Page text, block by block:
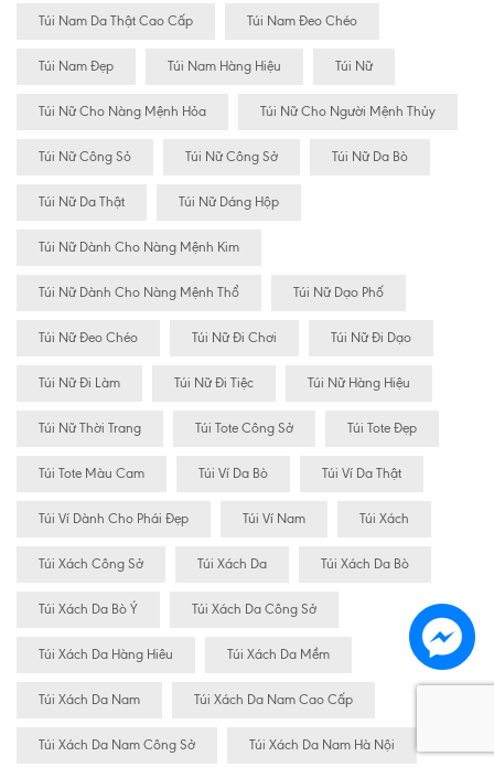
Túi Nam Da Thật Cao Cấp Túi Nam Đeo Chéo
Túi Nam Đẹp Túi Nam Hàng Hiệu Túi Nữ
Túi Nữ Cho Nàng Mệnh Hỏa Túi Nữ Cho Người Mệnh Thủy
Túi Nữ Công Sỏ Túi Nữ Công Sở Túi Nữ Da Bò
Túi Nữ Da Thật Túi Nữ Dáng Hộp
Túi Nữ Dành Cho Nàng Mệnh Kim
Túi Nữ Dành Cho Nàng Mệnh Thổ Túi Nữ Dạo Phố
Túi Nữ Đeo Chéo Túi Nữ Đi Chơi Túi Nữ Đi Dạo
Túi Nữ Đi Làm Túi Nữ Đi Tiệc Túi Nữ Hàng Hiệu
Túi Nữ Thời Trang Túi Tote Công Sở Túi Tote Đẹp
Túi Tote Màu Cam Túi Ví Da Bò Túi Ví Da Thật
Túi Ví Dành Cho Phái Đẹp Túi Ví Nam Túi Xách
Túi Xách Công Sở Túi Xách Da Túi Xách Da Bò
Túi Xách Da Bò Ý Túi Xách Da Công Sở
Túi Xách Da Hàng Hiêu Túi Xách Da Mềm
Túi Xách Da Nam Túi Xách Da Nam Cao Cấp
Túi Xách Da Nam Công Sở Túi Xách Da Nam Hà Nội